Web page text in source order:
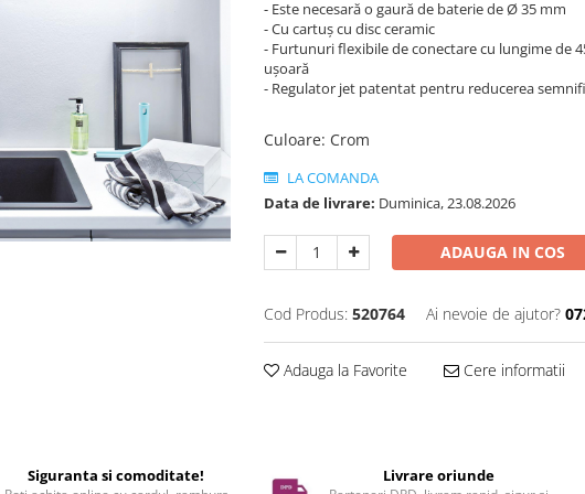
- Este necesară o gaură de baterie de Ø 35 mm
- Cu cartuș cu disc ceramic
- Furtunuri flexibile de conectare cu lungime de
ușoară
- Regulator jet patentat pentru reducerea
Culoare: Crom
LA COMANDA
Data de livrare: Duminica, 23.08.2026
ADAUGA IN COS
Cod Produs: 520764 Ai nevoie de ajutor?
Adauga la Favorite Cere informatii
Siguranta si comoditate! Livrare oriunde